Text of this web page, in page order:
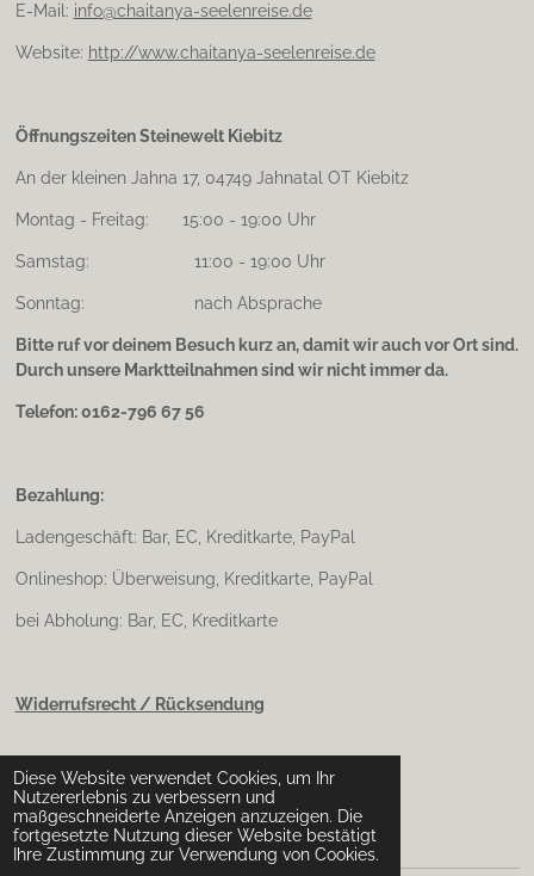
Diese Website verwendet Cookies, um Ihr
Nutzererlebnis zu verbessern und
maßgeschneiderte Anzeigen anzuzeigen. Die
fortgesetzte Nutzung dieser Website bestätigt
Ihre Zustimmung zur Verwendung von Cookies.
E-Mail: info@chaitanya-seelenreise.de
Website: http://www.chaitanya-seelenreise.de
Öffnungszeiten Steinewelt Kiebitz
An der kleinen Jahna 17, 04749 Jahnatal OT Kiebitz
Montag - Freitag: 15:00 - 19:00 Uhr
Samstag: 11:00 - 19:00 Uhr
Sonntag: nach Absprache
Bitte ruf vor deinem Besuch kurz an, damit wir auch vor Ort sind.
Durch unsere Marktteilnahmen sind wir nicht immer da.
Telefon: 0162-796 67 56
Bezahlung:
Ladengeschäft: Bar, EC, Kreditkarte, PayPal
Onlineshop: Überweisung, Kreditkarte, PayPal
bei Abholung: Bar, EC, Kreditkarte
Widerrufsrecht / Rücksendung
Impressum & Datenschutz